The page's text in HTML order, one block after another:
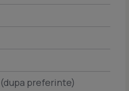
preferinte)